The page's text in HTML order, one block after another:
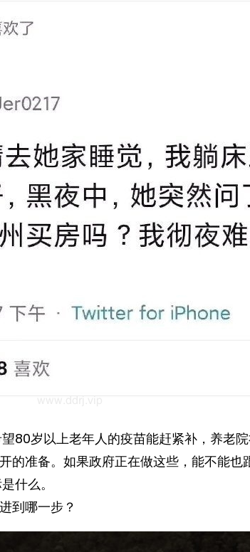
80岁以上老年人的疫苗能赶紧补，养老
的准备。如果政府正在做这些，能不能
什么。
到哪一步？